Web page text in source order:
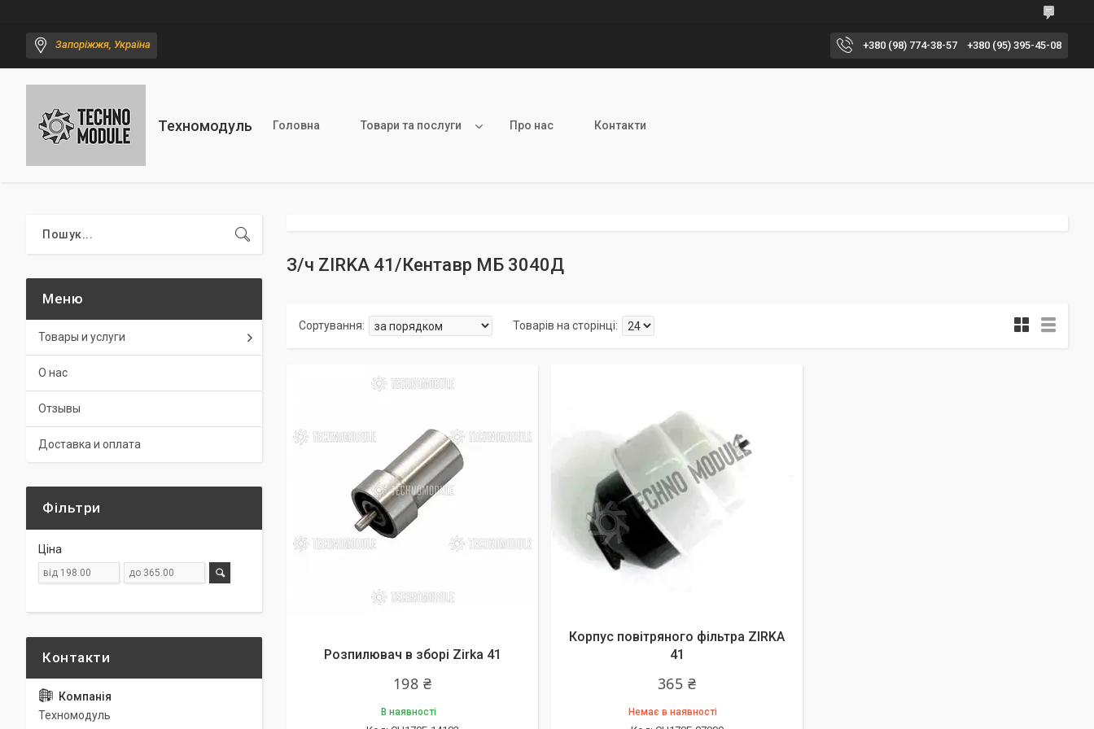
Запоріжжя, Україна +380 (98) 774-38-57 +380 (95) 395-45-08
Техномодуль Головна Товари та послуги Про нас Контакти
З/ч ZIRKA 41/Кентавр МБ 3040Д
Розпилювач в зборі Zirka 41
198 ₴
В наявності
Корпус повітряного фільтра ZIRKA
41
365 ₴
Немає в наявності
Товары и услуги
О нас
Отзывы
Доставка и оплата
Фільтри
Ціна
Техномодуль